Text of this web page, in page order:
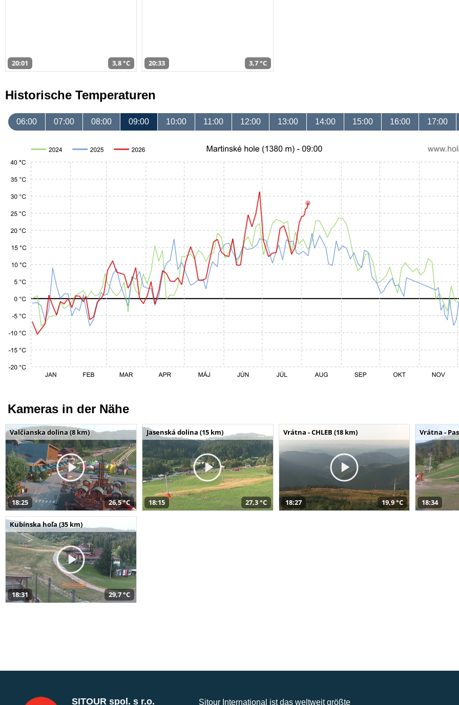
20:01 3,8 °C 20:33 3,7 °C
Historische Temperaturen
06:00 07:00 08:00 09:00 10:00 11:00 12:00 13:00 14:00 15:00 16:00 17:00
Kameras in der Nähe
Valčianska dolina (8 km)
18:25 26,5 °C
Jasenská dolina (15 km)
18:15 27,3 °C
Vrátna - CHLEB (18 km)
18:27 19,9 °C
Vrátna -
18:34
Kubínska hoľa (35 km)
18:31 29,7 °C
SITOUR spol. s r.o. Sitour International ist das weltweit größte